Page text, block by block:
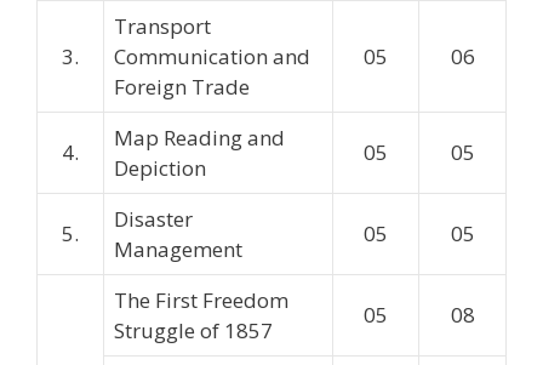
3.
Transport
Communication and
Foreign Trade
05 06
4.
Map Reading and
Depiction
05 05
5.
Disaster
Management
05 05
The First Freedom
Struggle of 1857
05 08